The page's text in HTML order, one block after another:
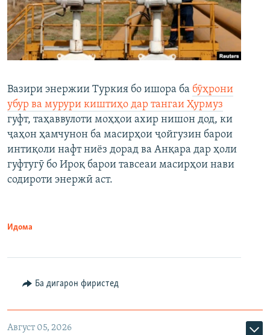
Вазири энержии Туркия бо ишора ба бӯҳрони
убур ва мурури киштиҳо дар тангаи Ҳурмуз
гуфт, таҳаввулоти моҳҳои ахир нишон дод, ки
ҷаҳон ҳамчунон ба масирҳои ҷойгузин барои
интиқоли нафт ниёз дорад ва Анқара дар ҳоли
гуфтугӯ бо Ироқ барои тавсеаи масирҳои нави
содироти энержӣ аст.
Идома
Ба дигарон фиристед
Август 05, 2026